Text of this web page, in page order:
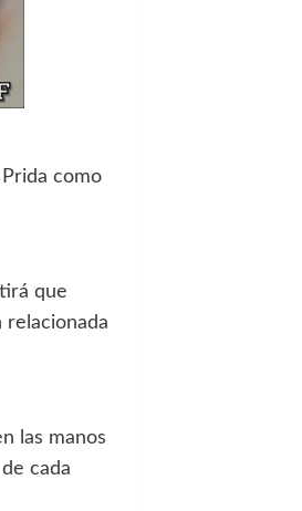
como
que
relacionada
las manos
cada